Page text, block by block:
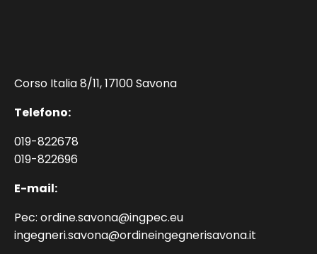
Corso Italia 8/11, 17100 Savona
Telefono:
019-822678
019-822696
E-mail:
Pec: ordine.savona@ingpec.eu
ingegneri.savona@ordineingegnerisavona.it